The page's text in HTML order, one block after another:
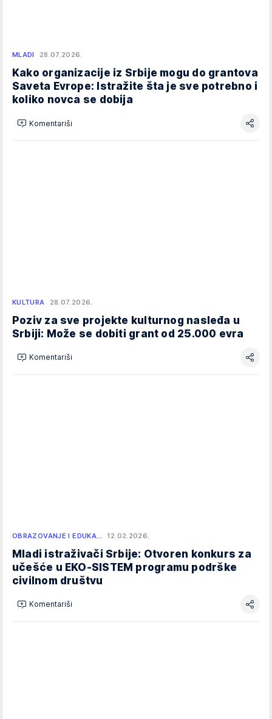
MLADI 28.07.2026.
Kako organizacije iz Srbije mogu do grantova
Saveta Evrope: Istražite šta je sve potrebno i
koliko novca se dobija
Komentariši
KULTURA 28.07.2026.
Poziv za sve projekte kulturnog nasleđa u
Srbiji: Može se dobiti grant od 25.000 evra
Komentariši
OBRAZOVANJE I EDUKA… 12.02.2026.
Mladi istraživači Srbije: Otvoren konkurs za
učešće u EKO-SISTEM programu podrške
civilnom društvu
Komentariši